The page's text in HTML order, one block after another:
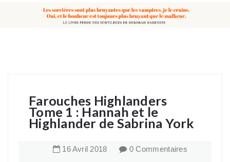
Farouches Highlanders
Tome 1 : Hannah et le
Highlander de Sabrina York
16Avril 2018 0 Commentaires